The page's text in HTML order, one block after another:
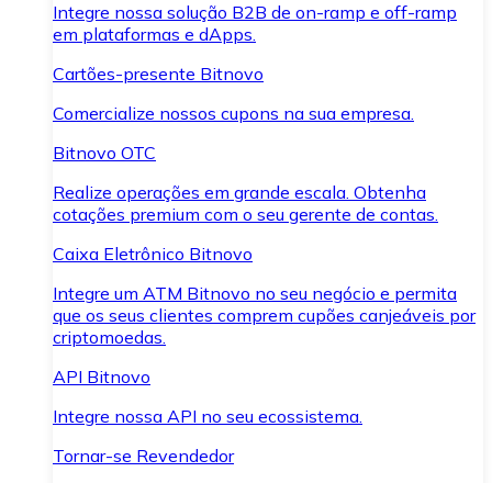
Integre nossa solução B2B de on-ramp e off-ramp
em plataformas e dApps.
Cartões-presente Bitnovo
Comercialize nossos cupons na sua empresa.
Bitnovo OTC
Realize operações em grande escala. Obtenha
cotações premium com o seu gerente de contas.
Caixa Eletrônico Bitnovo
Integre um ATM Bitnovo no seu negócio e permita
que os seus clientes comprem cupões canjeáveis por
criptomoedas.
API Bitnovo
Integre nossa API no seu ecossistema.
Tornar-se Revendedor